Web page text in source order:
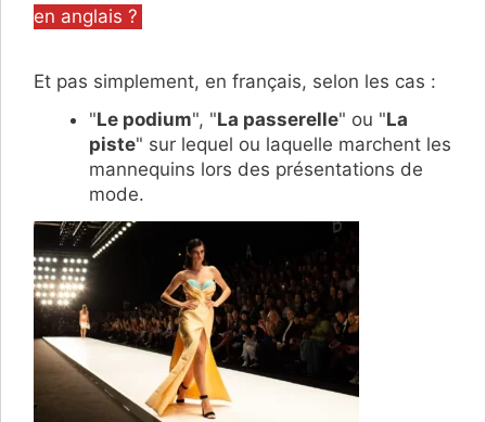
en anglais ?
Et pas simplement, en français, selon les cas :
"Le podium", "La passerelle" ou "La
piste" sur lequel ou laquelle marchent les
mannequins lors des présentations de
mode.